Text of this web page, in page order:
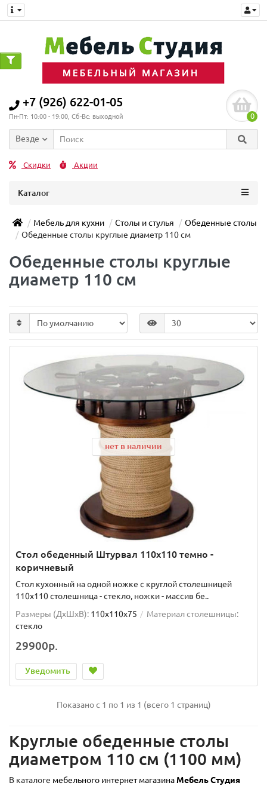
+7 (926) 622-01-05
Пн-Пт: 10:00 - 19:00, Сб-Вс: выходной 0
Везде
Скидки Акции
Каталог
Мебель для кухни Столы и стулья
Обеденные столы
Обеденные столы круглые диаметр 110 см
Обеденные столы круглые
диаметр 110 см
нет в наличии
Стол обеденный Штурвал 110х110 темно -
коричневый
Стол кухонный на одной ножке с круглой столешницей
110х110 столешница - стекло, ножки - массив бе..
Размеры (ДхШxВ): 110х110х75
Материал столешницы:
стекло
29900р.
Уведомить
Показано с 1 по 1 из 1 (всего 1 страниц)
Круглые обеденные столы
диаметром 110 см (1100 мм)
В каталоге мебельного интернет магазина Мебель Студия